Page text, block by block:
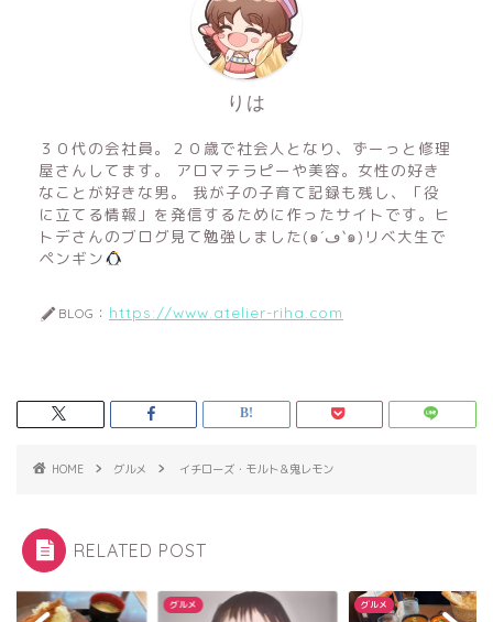
りは
３０代の会社員。２０歳で社会人となり、ずーっと修理
屋さんしてます。 アロマテラピーや美容。女性の好き
なことが好きな男。 我が子の子育て記録も残し、「役
に立てる情報」を発信するために作ったサイトです。ヒ
トデさんのブログ見て勉強しました(๑´ڡ`๑)リベ大生で
ペンギン
BLOG： https://www.atelier-riha.com
HOME グルメ イチローズ・モルト＆鬼レモン
RELATED POST
グルメ グルメ